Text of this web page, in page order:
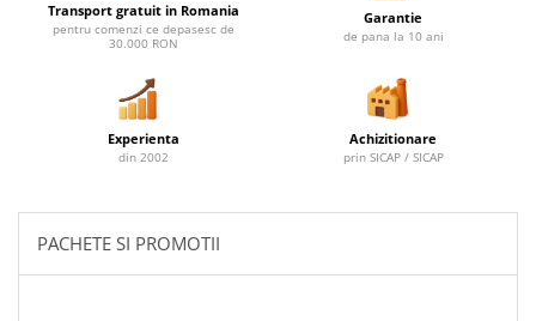
Transport gratuit in Romania
pentru comenzi ce depasesc de
30.000 RON
Garantie
de pana la 10 ani
Experienta
din 2002
Achizitionare
prin SICAP / SICAP
PACHETE SI PROMOTII